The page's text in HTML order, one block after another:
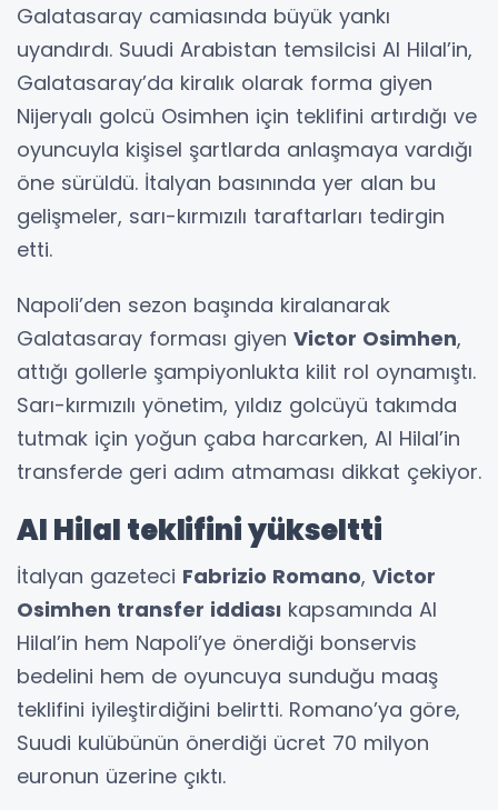
Galatasaray camiasında büyük yankı
uyandırdı. Suudi Arabistan temsilcisi Al Hilal’in,
Galatasaray’da kiralık olarak forma giyen
Nijeryalı golcü Osimhen için teklifini artırdığı ve
oyuncuyla kişisel şartlarda anlaşmaya vardığı
öne sürüldü. İtalyan basınında yer alan bu
gelişmeler, sarı-kırmızılı taraftarları tedirgin
etti.
Napoli’den sezon başında kiralanarak
Galatasaray forması giyen Victor Osimhen,
attığı gollerle şampiyonlukta kilit rol oynamıştı.
Sarı-kırmızılı yönetim, yıldız golcüyü takımda
tutmak için yoğun çaba harcarken, Al Hilal’in
transferde geri adım atmaması dikkat çekiyor.
Al Hilal teklifini yükseltti
İtalyan gazeteci Fabrizio Romano, Victor
Osimhen transfer iddiası kapsamında Al
Hilal’in hem Napoli’ye önerdiği bonservis
bedelini hem de oyuncuya sunduğu maaş
teklifini iyileştirdiğini belirtti. Romano’ya göre,
Suudi kulübünün önerdiği ücret 70 milyon
euronun üzerine çıktı.